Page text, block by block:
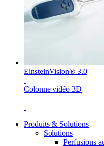
Catalogue de produits
Média
EinsteinVision® 3.0
Colonne vidéo 3D
Produits & Solutions
Solutions
Perfusions